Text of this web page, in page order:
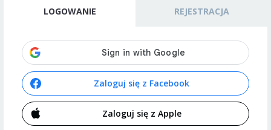
LOGOWANIE REJESTRACJA
Zaloguj się z Facebook
Zaloguj się z Apple